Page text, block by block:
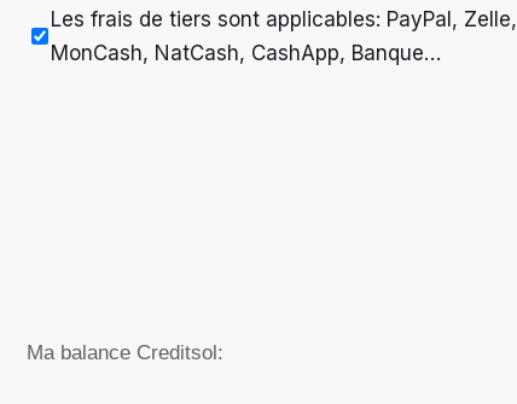
Les frais de tiers sont applicables: PayPal, Zelle,
MonCash, NatCash, CashApp, Banque…
Ma balance Creditsol: